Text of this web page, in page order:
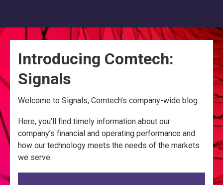
Introducing Comtech:
Signals
Welcome to Signals, Comtech’s company-wide blog.
Here, you’ll find timely information about our
company’s financial and operating performance and
how our technology meets the needs of the markets
we serve.